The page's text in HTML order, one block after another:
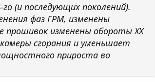
(и последующих поколений).
фаз ГРМ, изменены
изменены обороты ХХ
сгорания и уменьшает
прироста во